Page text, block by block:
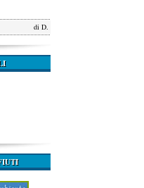
di D.